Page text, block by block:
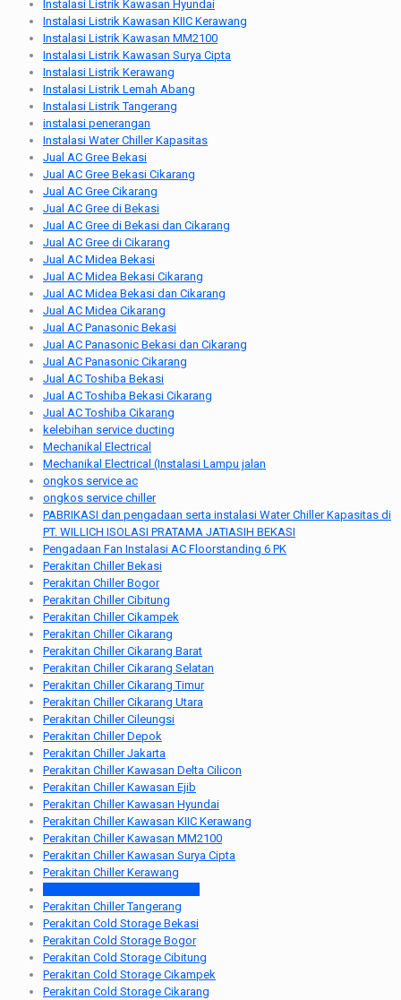
Instalasi Listrik Kawasan Hyundai
Instalasi Listrik Kawasan KIIC Kerawang
Instalasi Listrik Kawasan MM2100
Instalasi Listrik Kawasan Surya Cipta
Instalasi Listrik Kerawang
Instalasi Listrik Lemah Abang
Instalasi Listrik Tangerang
instalasi penerangan
Instalasi Water Chiller Kapasitas
Jual AC Gree Bekasi
Jual AC Gree Bekasi Cikarang
Jual AC Gree Cikarang
Jual AC Gree di Bekasi
Jual AC Gree di Bekasi dan Cikarang
Jual AC Gree di Cikarang
Jual AC Midea Bekasi
Jual AC Midea Bekasi Cikarang
Jual AC Midea Bekasi dan Cikarang
Jual AC Midea Cikarang
Jual AC Panasonic Bekasi
Jual AC Panasonic Bekasi dan Cikarang
Jual AC Panasonic Cikarang
Jual AC Toshiba Bekasi
Jual AC Toshiba Bekasi Cikarang
Jual AC Toshiba Cikarang
kelebihan service ducting
Mechanikal Electrical
Mechanikal Electrical (Instalasi Lampu jalan
ongkos service ac
ongkos service chiller
PABRIKASI dan pengadaan serta instalasi Water Chiller Kapasitas di
PT. WILLICH ISOLASI PRATAMA JATIASIH BEKASI
Pengadaan Fan Instalasi AC Floorstanding 6 PK
Perakitan Chiller Bekasi
Perakitan Chiller Bogor
Perakitan Chiller Cibitung
Perakitan Chiller Cikampek
Perakitan Chiller Cikarang
Perakitan Chiller Cikarang Barat
Perakitan Chiller Cikarang Selatan
Perakitan Chiller Cikarang Timur
Perakitan Chiller Cikarang Utara
Perakitan Chiller Cileungsi
Perakitan Chiller Depok
Perakitan Chiller Jakarta
Perakitan Chiller Kawasan Delta Cilicon
Perakitan Chiller Kawasan Ejib
Perakitan Chiller Kawasan Hyundai
Perakitan Chiller Kawasan KIIC Kerawang
Perakitan Chiller Kawasan MM2100
Perakitan Chiller Kawasan Surya Cipta
Perakitan Chiller Kerawang
Perakitan Chiller Tangerang
Perakitan Cold Storage Bekasi
Perakitan Cold Storage Bogor
Perakitan Cold Storage Cibitung
Perakitan Cold Storage Cikampek
Perakitan Cold Storage Cikarang